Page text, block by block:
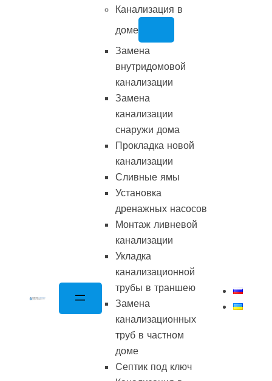
Канализация в
доме
Замена
внутридомовой
канализации
Замена
канализации
снаружи дома
Прокладка новой
канализации
Сливные ямы
Установка
дренажных насосов
Монтаж ливневой
канализации
Укладка
канализационной
трубы в траншею
Замена
канализационных
труб в частном
доме
Cептик под ключ